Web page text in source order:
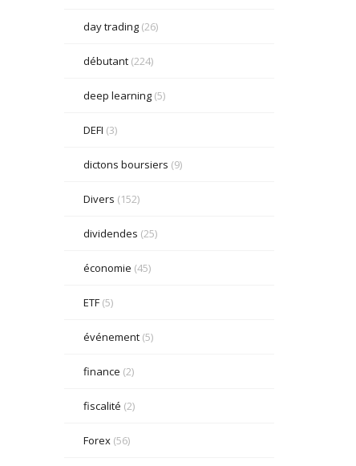
day trading(26)
débutant(224)
deep learning(5)
DEFI (3)
dictons boursiers (9)
Divers (152)
dividendes (25)
économie (45)
ETF(5)
événement(5)
finance (2)
fiscalité (2)
Forex(56)